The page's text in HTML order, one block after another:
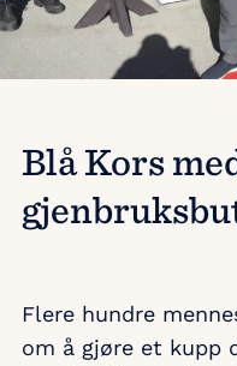
Blå Kors
Flere hundre
om å gjøre et kupp